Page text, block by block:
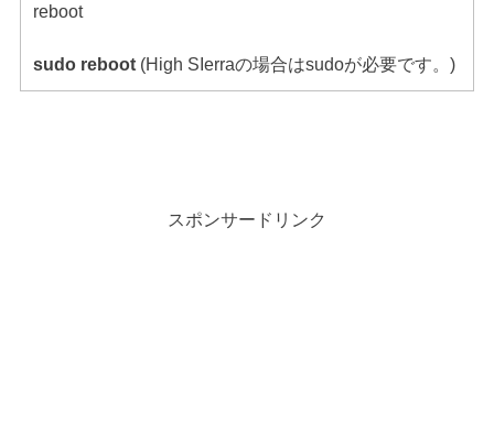
reboot
sudo reboot(High SIerraの場合はsudoが必要です。)
スポンサードリンク